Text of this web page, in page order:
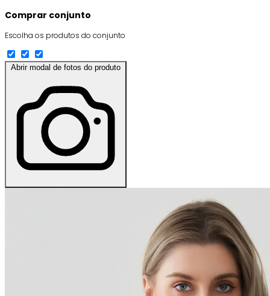
Comprar conjunto
Escolha os produtos do conjunto
Abrir modal de fotos do produto